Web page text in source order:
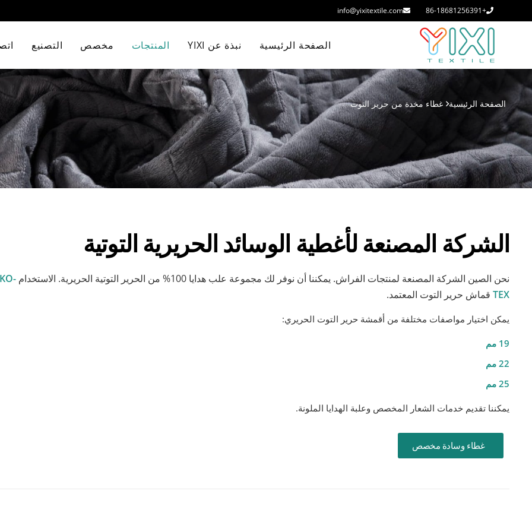
+86-18681256391
info@yixitextile.com
الصفحة الرئيسية نبذة عن YIXI المنتجات مخصص التصنيع
الصفحة الرئيسية غطاء مخدة من حرير التوت
الشركة المصنعة لأغطية الوسائد الحريرية التوتية
نحن الصين الشركة المصنعة لمنتجات الفراش. يمكننا أن نوفر لك مجموعة علب هدايا 100% من الحرير التوتية الحريرية. الاستخدام
TEX قماش حرير التوت المعتمد.
يمكن اختيار مواصفات مختلفة من أقمشة حرير التوت الحريري:
19 مم
22 مم
25 مم
يمكننا تقديم خدمات الشعار المخصص وعلبة الهدايا الملونة.
غطاء وسادة مخصص